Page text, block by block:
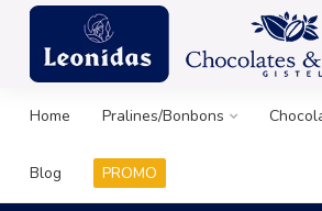
Home Pralines/Bonbons
Blog PROMO